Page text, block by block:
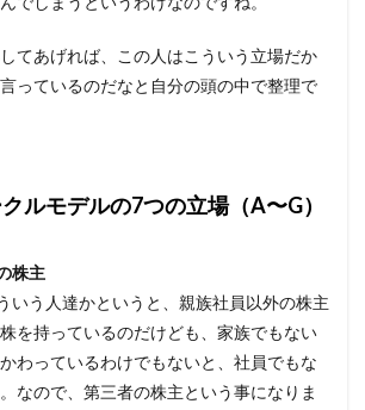
てあげれば、この人はこういう立場だか
っているのだなと自分の頭の中で整理で
ルモデルの7つの立場（A〜G）
株主
いう人達かというと、親族社員以外の株主
を持っているのだけども、家族でもない
わっているわけでもないと、社員でもな
なので、第三者の株主という事になりま